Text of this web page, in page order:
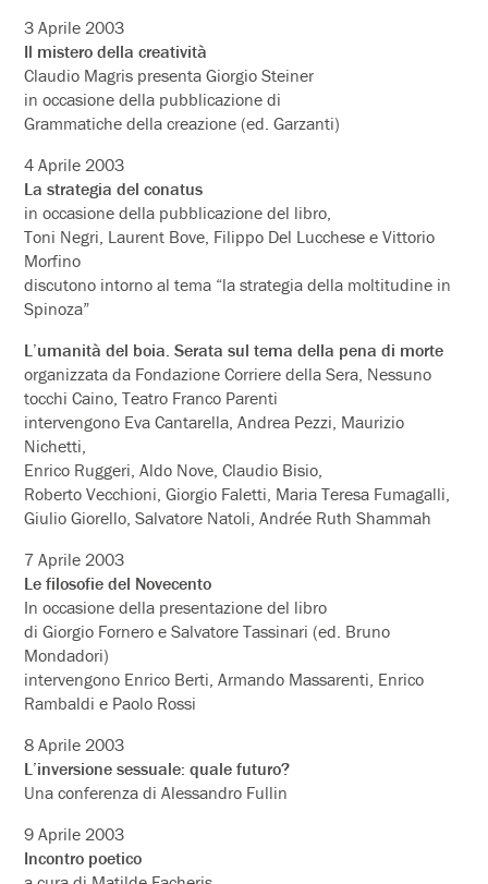
3 Aprile 2003
Il mistero della creatività
Claudio Magris presenta Giorgio Steiner
in occasione della pubblicazione di
Grammatiche della creazione (ed. Garzanti)
4 Aprile 2003
La strategia del conatus
in occasione della pubblicazione del libro,
Toni Negri, Laurent Bove, Filippo Del Lucchese e Vittorio
Morfino
discutono intorno al tema “la strategia della moltitudine in
Spinoza”
L’umanità del boia. Serata sul tema della pena di morte
organizzata da Fondazione Corriere della Sera, Nessuno
tocchi Caino, Teatro Franco Parenti
intervengono Eva Cantarella, Andrea Pezzi, Maurizio
Nichetti,
Enrico Ruggeri, Aldo Nove, Claudio Bisio,
Roberto Vecchioni, Giorgio Faletti, Maria Teresa Fumagalli,
Giulio Giorello, Salvatore Natoli, Andrée Ruth Shammah
7 Aprile 2003
Le filosofie del Novecento
In occasione della presentazione del libro
di Giorgio Fornero e Salvatore Tassinari (ed. Bruno
Mondadori)
intervengono Enrico Berti, Armando Massarenti, Enrico
Rambaldi e Paolo Rossi
8 Aprile 2003
L’inversione sessuale: quale futuro?
Una conferenza di Alessandro Fullin
9 Aprile 2003
Incontro poetico